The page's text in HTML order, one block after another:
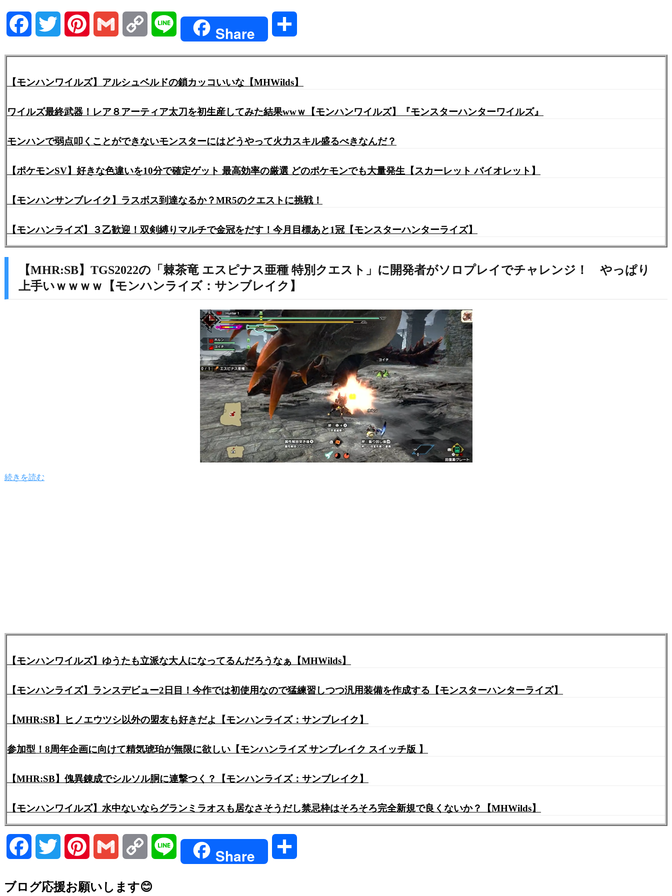
Facebook Twitter Pinterest Gmail Copy Share
【モンハンワイルズ】アルシュベルドの鎖カッコいいな【MHWilds】
ワイルズ最終武器！レア８アーティア太刀を初生産してみた結果wwｗ【モンハンワイルズ】『モンスターハンターワイルズ』
モンハンで弱点叩くことができないモンスターにはどうやって火力スキル盛るべきなんだ？
【ポケモンSV】好きな色違いを10分で確定ゲット 最高効率の厳選 どのポケモンでも大量発生【スカーレット バイオレット】
【モンハンサンブレイク】ラスボス到達なるか？MR5のクエストに挑戦！
【モンハンライズ】３乙歓迎！双剣縛りマルチで金冠をだす！今月目標あと1冠【モンスターハンターライズ】
【MHR:SB】TGS2022の「棘茶竜 エスピナス亜種 特別クエスト」に開発者がソロプレイでチャレンジ！ やっぱり
上手いｗｗｗｗ【モンハンライズ：サンブレイク】
続きを読む
【モンハンワイルズ】ゆうたも立派な大人になってるんだろうなぁ【MHWilds】
【モンハンライズ】ランスデビュー2日目！今作では初使用なので猛練習しつつ汎用装備を作成する【モンスターハンターライズ】
【MHR:SB】ヒノエウツシ以外の盟友も好きだよ【モンハンライズ：サンブレイク】
参加型！8周年企画に向けて精気琥珀が無限に欲しい【モンハンライズ サンブレイク スイッチ版 】
【MHR:SB】傀異錬成でシルソル胴に連撃つく？【モンハンライズ：サンブレイク】
【モンハンワイルズ】水中ないならグランミラオスも居なさそうだし禁忌枠はそろそろ完全新規で良くないか？【MHWilds】
Facebook Twitter Pinterest Gmail Copy Share
ブログ応援お願いします😊